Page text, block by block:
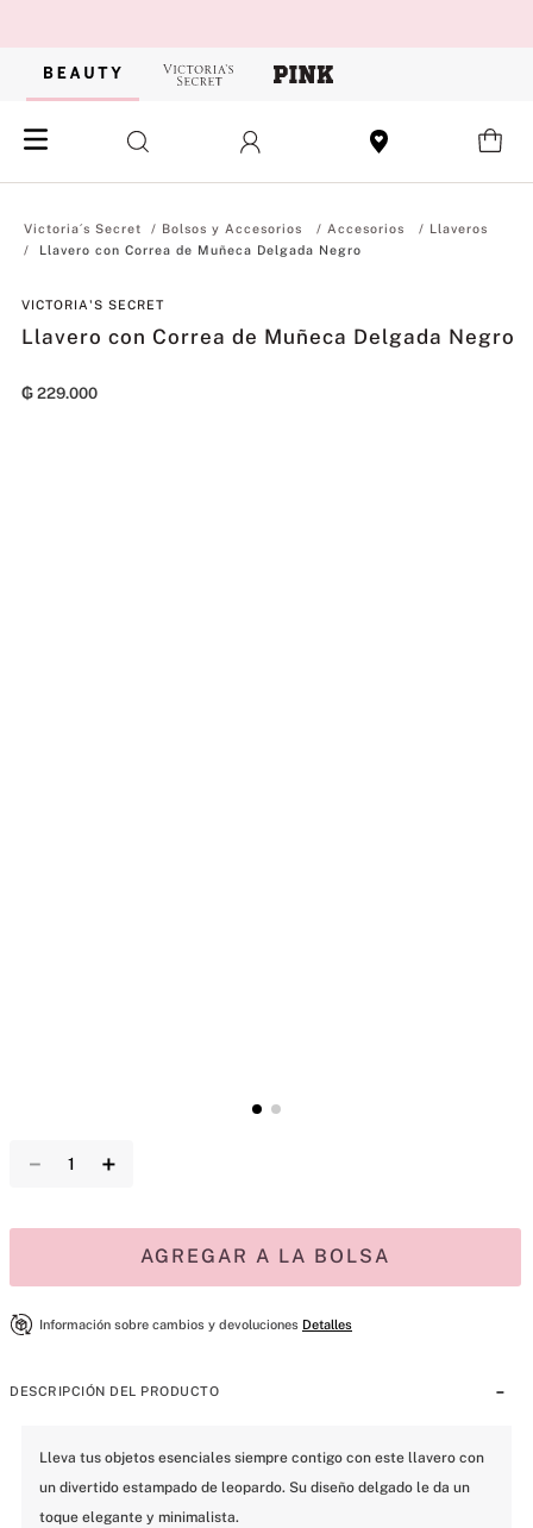
Bolsos y Accesorios Accesorios
Llaveros
Llavero con Correa de Muñeca Delgada Negro
VICTORIA'S SECRET
Llavero con Correa de Muñeca Delgada Negro
₲ 229.000
＋
－
AGREGAR A LA BOLSA
Información sobre cambios y devoluciones Detalles
DESCRIPCIÓN DEL PRODUCTO
Lleva tus objetos esenciales siempre contigo con este llavero con
un divertido estampado de leopardo. Su diseño delgado le da un
toque elegante y minimalista.